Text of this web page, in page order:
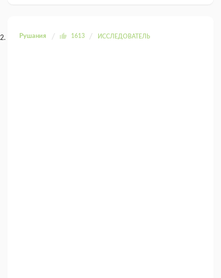
Рушания 1613 ИССЛЕДОВАТЕЛЬ